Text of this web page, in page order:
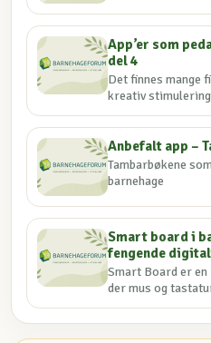
App’er som
del 4
Det finnes mange
kreativ
Anbefalt app –
Tambarbøkene
barnehage
Smart board i
fengende
Smart Board er
der mus og